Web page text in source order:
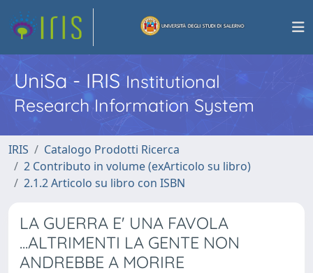
UniSa - IRISInstitutional
Research Information System
IRIS
Catalogo Prodotti Ricerca
2 Contributo in volume (exArticolo su libro)
2.1.2 Articolo su libro con ISBN
LA GUERRA E' UNA FAVOLA
...ALTRIMENTI LA GENTE NON
ANDREBBE A MORIRE